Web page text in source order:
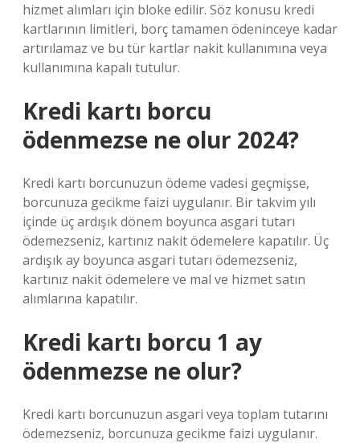
hizmet alımları için bloke edilir. Söz konusu kredi
kartlarının limitleri, borç tamamen ödeninceye kadar
artırılamaz ve bu tür kartlar nakit kullanımına veya
kullanımına kapalı tutulur.
Kredi kartı borcu
ödenmezse ne olur 2024?
Kredi kartı borcunuzun ödeme vadesi geçmişse,
borcunuza gecikme faizi uygulanır. Bir takvim yılı
içinde üç ardışık dönem boyunca asgari tutarı
ödemezseniz, kartınız nakit ödemelere kapatılır. Üç
ardışık ay boyunca asgari tutarı ödemezseniz,
kartınız nakit ödemelere ve mal ve hizmet satın
alımlarına kapatılır.
Kredi kartı borcu 1 ay
ödenmezse ne olur?
Kredi kartı borcunuzun asgari veya toplam tutarını
ödemezseniz, borcunuza gecikme faizi uygulanır.